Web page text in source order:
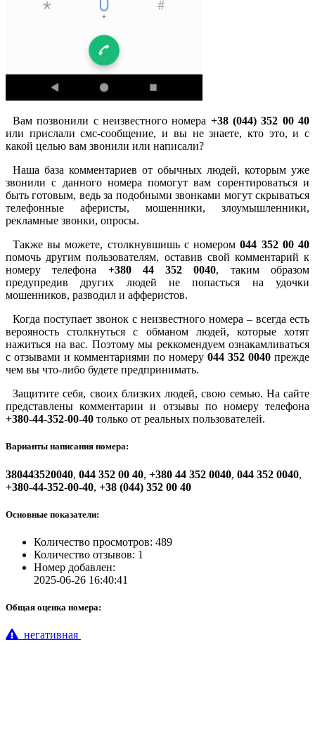
Вам позвонили с неизвестного номера +38 (044) 352 00 40
или прислали смс-сообщение, и вы не знаете, кто это, и с
какой целью вам звонили или написали?
Наша база комментариев от обычных людей, которым уже
звонили с данного номера помогут вам сорентироваться и
быть готовым, ведь за подобными звонками могут скрываться
телефонные аферисты, мошенники, злоумышленники,
рекламные звонки, опросы.
Также вы можете, столкнувшишь с номером044 352 00 40
помочь другим пользователям, оставив свой комментарий к
номеру телефона +380 44 352 0040, таким образом
предупредив других людей не попасться на удочки
мошенников, разводил и афферистов.
Когда поступает звонок с неизвестного номера – всегда есть
верояность столкнуться с обманом людей, которые хотят
нажиться на вас. Поэтому мы реккомендуем ознакамливаться
с отзывами и комментариями по номеру 044 352 0040 прежде
чем вы что-либо будете предпринимать.
Защитите себя, своих близких людей, свою семью. На сайте
представлены комментарии и отзывы по номеру телефона
+380-44-352-00-40 только от реальных пользователей.
Варианты написания номера:
380443520040, 044 352 00 40, +380 44 352 0040, 044 352 0040,
+380-44-352-00-40, +38 (044) 352 00 40
Основные показатели:
Количество просмотров: 489
Количество отзывов: 1
Номер добавлен:
2025-06-26 16:40:41
Общая оценка номера:
негативная